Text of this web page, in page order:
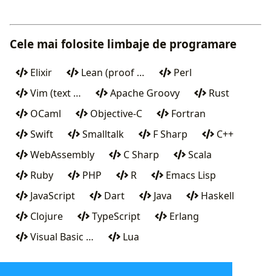
Cele mai folosite limbaje de programare
Elixir Lean (proof …
Perl
Vim (text …
Apache Groovy
Rust
OCaml
Objective-C
Fortran
Swift
Smalltalk F Sharp
C++
WebAssembly
C Sharp
Scala
Ruby
PHP R
Emacs Lisp
JavaScript
Dart Java
Haskell
Clojure
TypeScript
Erlang
Visual Basic …
Lua